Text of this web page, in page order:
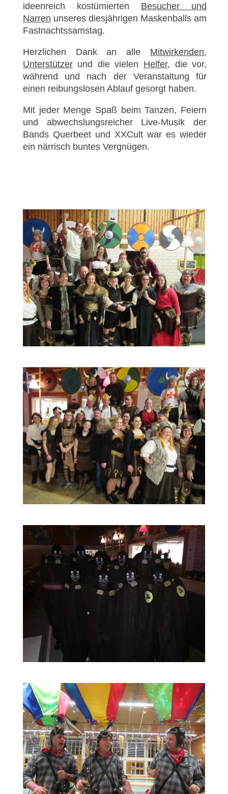
ideenreich kostümierten Besucher und
Narren unseres diesjährigen Maskenballs am
Fastnachtssamstag.
Herzlichen Dank an alle Mitwirkenden,
Unterstützerund die vielen Helfer, die vor,
während und nach der Veranstaltung für
einen reibungslosen Ablauf gesorgt haben.
Mit jeder Menge Spaß beim Tanzen, Feiern
und abwechslungsreicher Live-Musik der
Bands Querbeet und XXCult war es wieder
ein närrisch buntes Vergnügen.